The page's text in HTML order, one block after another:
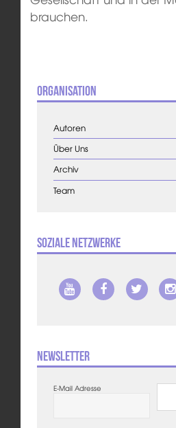
brauchen.
Organisation
Autoren
Über Uns
Archiv
Team
Soziale Netzwerke
Newsletter
E-Mail Adresse